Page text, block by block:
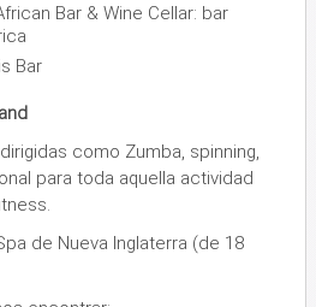
Bar & Wine Cellar: bar
Bar
como Zumba, spinning,
para toda aquella actividad
de Nueva Inglaterra (de 18